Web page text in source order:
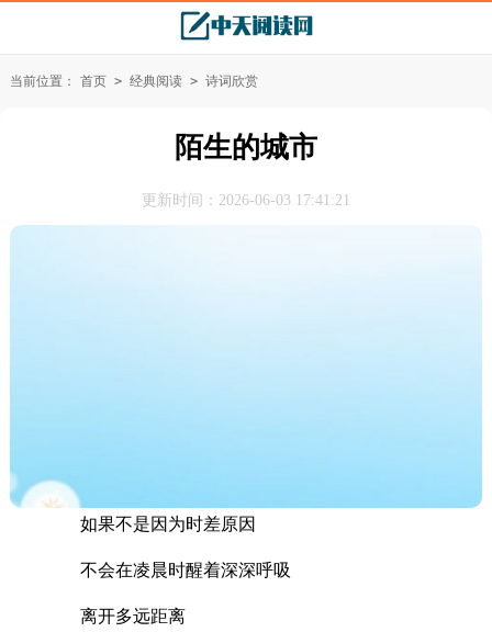
当前位置： 首页 > 经典阅读 > 诗词欣赏
陌生的城市
更新时间：2026-06-03 17:41:21
如果不是因为时差原因
不会在凌晨时醒着深深呼吸
离开多远距离